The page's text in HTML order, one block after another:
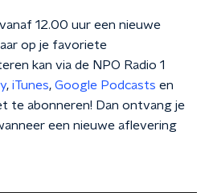
12.00 uur een nieuwe
op je favoriete
kan via de NPO Radio 1
, iTunes, Google Podcasts en
te abonneren! Dan ontvang je
een nieuwe aflevering